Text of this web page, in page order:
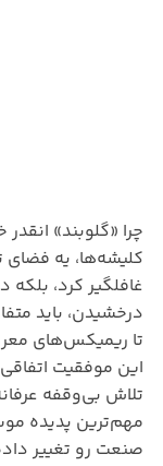
چرا «گلوبند»
کلیشه‌ها، یه فضای
غافلگیر کرد،
درخشیدن، باید
تا ریمیکس‌های
این موفقیت
تلاش بی‌وقفه
مهم‌ترین پدیده
صنعت رو تغییر